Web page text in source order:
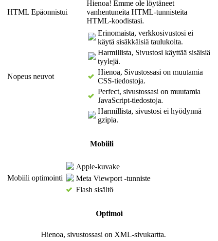
HTML Epäonnistui
Hienoa! Emme ole löytäneet
vanhentuneita HTML-tunnisteita
HTML-koodistasi.
Nopeus neuvot
Erinomaista, verkkosivustosi ei
käytä sisäkkäisiä taulukoita.
Harmillista, Sivustosi käyttää sisäisiä
tyylejä.
Hienoa, Sivustossasi on muutamia
CSS-tiedostoja.
Perfect, sivustossasi on muutamia
JavaScript-tiedostoja.
Harmillista, sivustosi ei hyödynnä
gzipia.
Mobiili
Mobiili optimointi
Apple-kuvake
Meta Viewport -tunniste
Flash sisältö
Optimoi
Hienoa, sivustossasi on XML-sivukartta.